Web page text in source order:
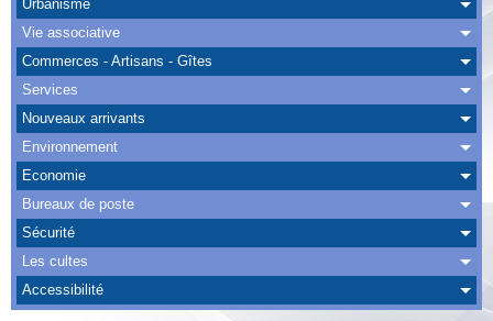
Agenda
Albums
Nous Contacter
Urbanisme
Vie associative
Commerces - Artisans - Gîtes
Services
Nouveaux arrivants
Environnement
Economie
Bureaux de poste
Sécurité
Les cultes
Accessibilité